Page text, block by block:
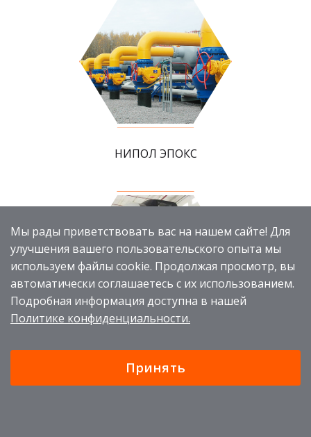
НИПОЛ ЭПОКС
НЕВА ЖД
Мы рады приветствовать вас на нашем сайте! Для
улучшения вашего пользовательского опыта мы
используем файлы cookie. Продолжая просмотр, вы
автоматически соглашаетесь с их использованием.
Подробная информация доступна в нашей
Политике конфиденциальности.
Принять